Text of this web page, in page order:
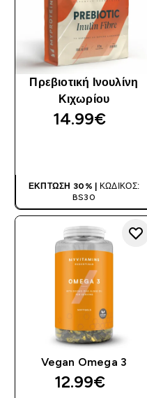
Πρεβιοτική Ινουλίνη
Κιχωρίου
14.99€‎
ΈΚΠΤΩΣΗ 30% |
ΚΩΔΙΚΌΣ:
BS30
Vegan Omega 3
12.99€‎